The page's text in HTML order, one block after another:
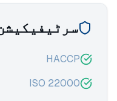
HACCP
ISO 22000